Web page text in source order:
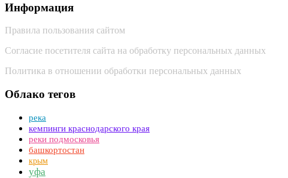
Информация
Правила пользования сайтом
Согласие посетителя сайта на обработку персональных данных
Политика в отношении обработки персональных данных
Облако тегов
река
кемпинги краснодарского края
реки подмосковья
башкортостан
крым
уфа